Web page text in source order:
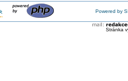
Powered by
Stránka